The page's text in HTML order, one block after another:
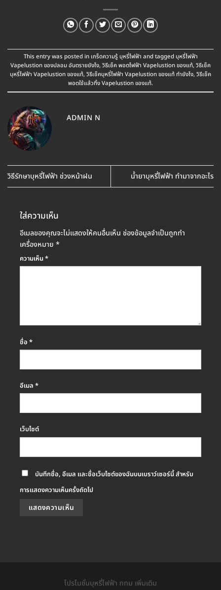
This entry was posted in เกร็ดความรู้ บุหรี่ไฟฟ้า and tagged บุหรี่ไฟฟ้า
Vapelustion ของปลอม อันตรายยังไง, วิธีเช็ค พอตไฟฟ้า Vapelustion ของแท้, วิธีเช็ค
บุหรี่ไฟฟ้า Vapelustion ของแท้, วิธีเช็คบุหรี่ไฟฟ้า Vapelustion ของแท้ ทำยังไง, วิธีเช็ค
พอตใช้แล้วทิ้ง Vapelustion ของแท้.
ADMIN N
วิธีรักษาบุหรี่ไฟฟ้า ช่วงหน้าฝน น้ำยาบุหรี่ไฟฟ้า ทำมาจากอะไร
ใส่ความเห็น
อีเมลของคุณจะไม่แสดงให้คนอื่นเห็น ช่องข้อมูลจำเป็นถูกทำ
เครื่องหมาย *
ความเห็น*
ชื่อ *
อีเมล *
เว็บไซต์
บันทึกชื่อ, อีเมล และชื่อเว็บไซต์ของฉันบนเบราว์เซอร์นี้ สำหรับ
การแสดงความเห็นครั้งถัดไป
โปรโมชั่นบุหรี่ไฟฟ้า กทม เพิ่มเติม